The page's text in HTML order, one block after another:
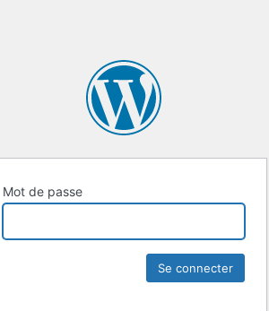
Mot de passe